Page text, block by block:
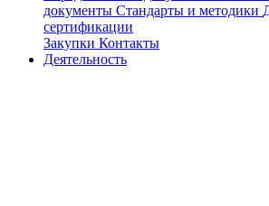
документы Стандарты и методики
сертификации
Закупки Контакты
Деятельность